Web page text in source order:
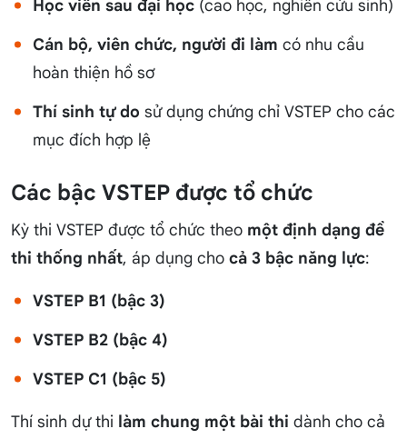
Học viên sau đại học (cao học, nghiên cứu sinh)
Cán bộ, viên chức, người đi làm có nhu cầu
hoàn thiện hồ sơ
Thí sinh tự do sử dụng chứng chỉ VSTEP cho các
mục đích hợp lệ
Các bậc VSTEP được tổ chức
Kỳ thi VSTEP được tổ chức theo một định dạng đề
thi thống nhất, áp dụng cho cả 3 bậc năng lực:
VSTEP B1 (bậc 3)
VSTEP B2 (bậc 4)
VSTEP C1 (bậc 5)
Thí sinh dự thi làm chung một bài thi dành cho cả